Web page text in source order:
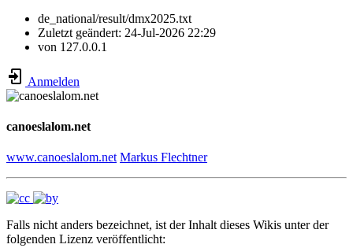
de_national/result/dmx2025.txt
Zuletzt geändert: 24-Jul-2026 22:29
von 127.0.0.1
Anmelden
canoeslalom.net
www.canoeslalom.net Markus Flechtner
Falls nicht anders bezeichnet, ist der Inhalt dieses Wikis unter der
folgenden Lizenz veröffentlicht: